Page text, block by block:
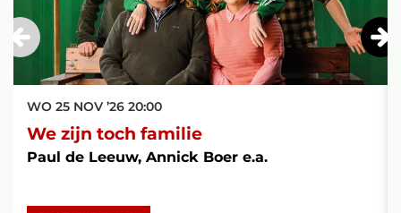
We zijn toch familie
Paul de Leeuw, Annick Boer e.a.
WO 25 NOV ’26 20:00